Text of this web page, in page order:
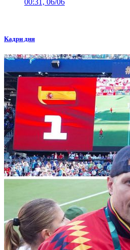
00:31, 06/06
Кадри дня